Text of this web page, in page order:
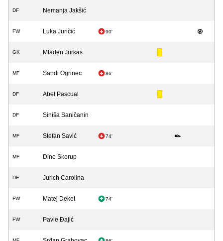
DF Nemanja Jakšić
FW Luka Juričić 90'
GK Mladen Jurkas
MF Sandi Ogrinec 86'
DF Abel Pascual
DF Siniša Saničanin
MF Stefan Savić 74'
MF Dino Skorup
DF Jurich Carolina
FW Matej Deket 74'
FW Pavle Đajić